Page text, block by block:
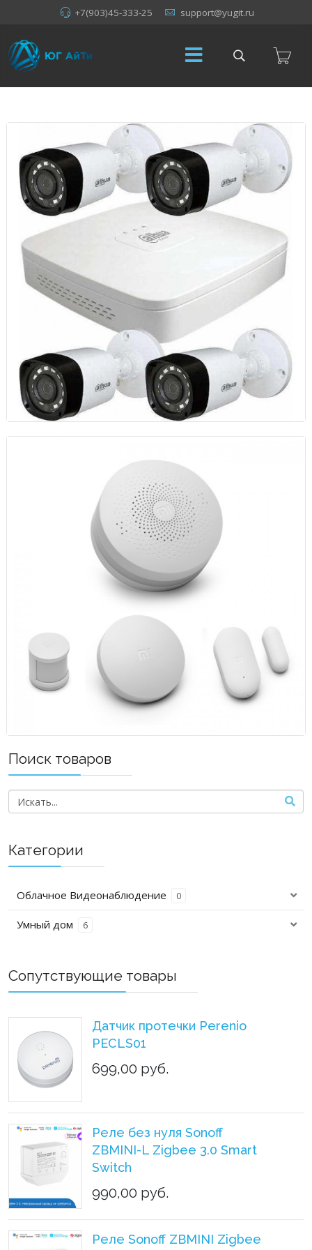
+7(903)45-333-25 support@yugit.ru
Поиск товаров
Категории
Облачное Видеонаблюдение 0
Умный дом 6
Сопутствующие товары
Датчик протечки Perenio
PECLS01
699,00 руб.
Реле без нуля Sonoff
ZBMINI-L Zigbee 3.0 Smart
Switch
990,00 руб.
Реле Sonoff ZBMINI Zigbee